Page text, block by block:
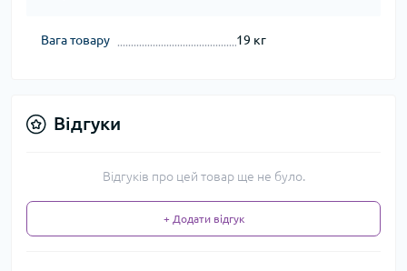
Вага товару 19 кг
Відгуки
Відгуків про цей товар ще не було.
+ Додати відгук